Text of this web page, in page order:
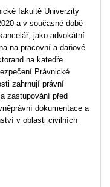
fakultě Univerzity
a v současné době
jako advokátní
na pracovní a daňové
na katedře
Právnické
zahrnují právní
zastupování před
dokumentace a
v oblasti civilních